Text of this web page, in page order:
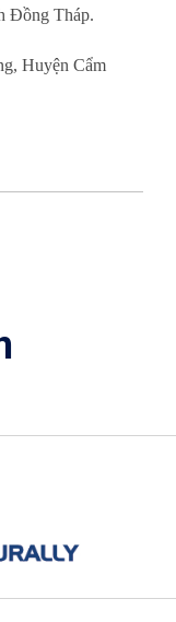
Đồng Tháp.
Huyện Cẩm